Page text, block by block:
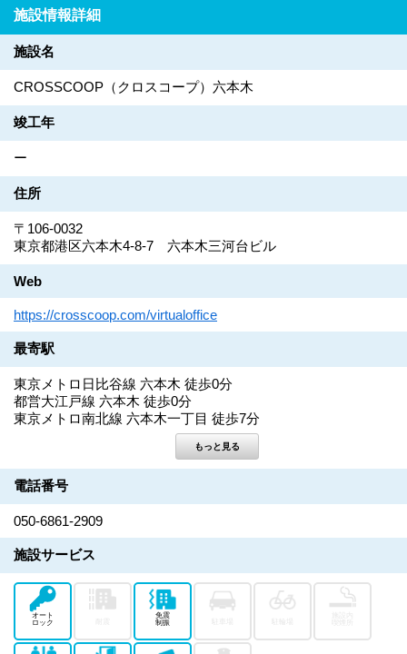
施設情報詳細
施設名
CROSSCOOP（クロスコープ）六本木
竣工年
ー
住所
〒106-0032
東京都港区六本木4-8-7 六本木三河台ビル
Web
https://crosscoop.com/virtualoffice
最寄駅
東京メトロ日比谷線 六本木 徒歩0分
都営大江戸線 六本木 徒歩0分
東京メトロ南北線 六本木一丁目 徒歩7分
電話番号
050-6861-2909
施設サービス
オート
ロック
免震
制振